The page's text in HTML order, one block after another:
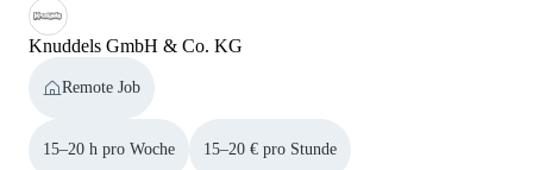
Knuddels GmbH & Co. KG
Remote Job
15–20 h pro Woche 15–20 € pro Stunde